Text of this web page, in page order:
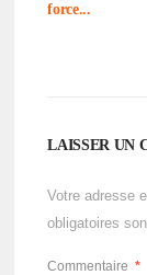
force...
LAISSER UN
Votre adresse
obligatoires
Commentaire *